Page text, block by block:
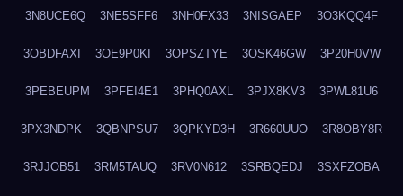
3N8UCE6Q 3NE5SFF6 3NH0FX33 3NISGAEP 3O3KQQ4F
3OBDFAXI 3OE9P0KI 3OPSZTYE 3OSK46GW 3P20H0VW
3PEBEUPM 3PFEI4E1 3PHQ0AXL 3PJX8KV3 3PWL81U6
3PX3NDPK 3QBNPSU7 3QPKYD3H 3R660UUO 3R8OBY8R
3RJJOB51 3RM5TAUQ 3RV0N612 3SRBQEDJ 3SXFZOBA